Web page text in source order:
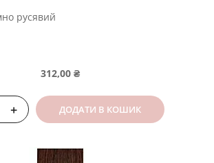
русявий
312,00 ₴
+ ДОДАТИ В КОШИК